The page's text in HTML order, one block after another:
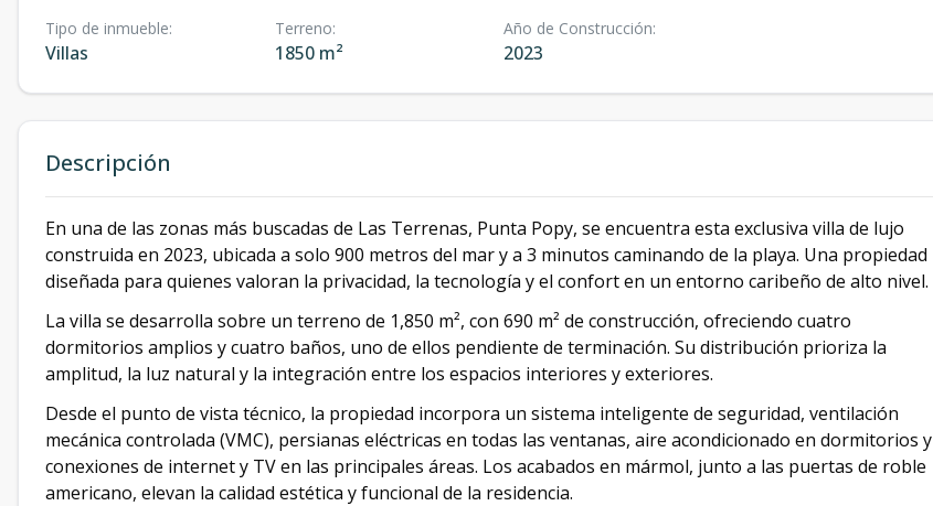
Tipo de inmueble:
Villas
Terreno:
1850 m²
Año de Construcción:
2023
Descripción
En una de las zonas más buscadas de Las Terrenas, Punta Popy, se encuentra esta exclusiva villa de lujo
construida en 2023, ubicada a solo 900 metros del mar y a 3 minutos caminando de la playa. Una propiedad
diseñada para quienes valoran la privacidad, la tecnología y el confort en un entorno caribeño de alto nivel.
La villa se desarrolla sobre un terreno de 1,850 m², con 690 m² de construcción, ofreciendo cuatro
dormitorios amplios y cuatro baños, uno de ellos pendiente de terminación. Su distribución prioriza la
amplitud, la luz natural y la integración entre los espacios interiores y exteriores.
Desde el punto de vista técnico, la propiedad incorpora un sistema inteligente de seguridad, ventilación
mecánica controlada (VMC), persianas eléctricas en todas las ventanas, aire acondicionado en dormitorios y
conexiones de internet y TV en las principales áreas. Los acabados en mármol, junto a las puertas de roble
americano, elevan la calidad estética y funcional de la residencia.